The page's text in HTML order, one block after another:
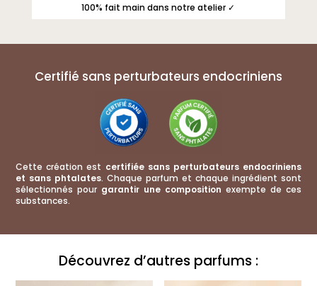
100% fait main dans notre atelier ✓
Certifié sans perturbateurs endocriniens
Cette création est certifiée sans perturbateurs endocriniens
et sans phtalates. Chaque parfum et chaque ingrédient sont
sélectionnés pour garantir une composition exempte de ces
substances.
Ce qu'ils pensent de cette création :
Huile de diffusion Fleurs des îles
Sibille nicole
Découvrez d’autres parfums :